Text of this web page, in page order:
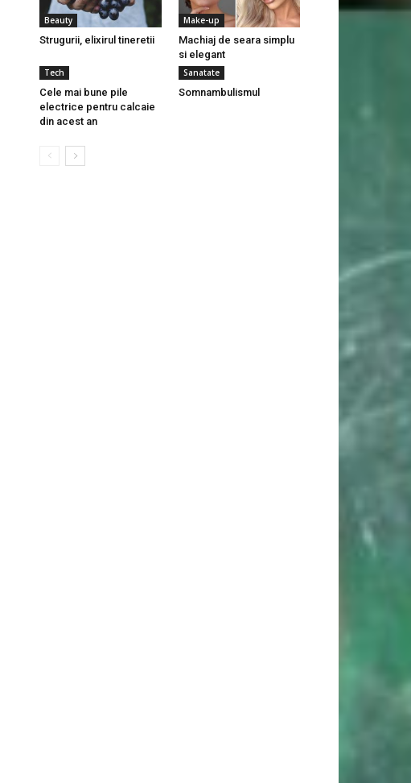
Beauty
Strugurii, elixirul tineretii
Make-up
Machiaj de seara simplu
si elegant
Tech
Cele mai bune pile
electrice pentru calcaie
din acest an
Sanatate
Somnambulismul